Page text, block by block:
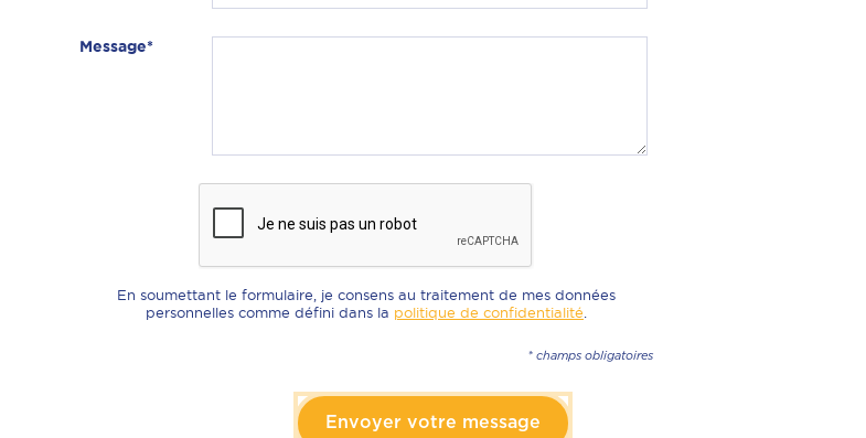
Message*
En soumettant le formulaire, je consens au traitement de mes données
personnelles comme défini dans la politique de confidentialité
* champs obligatoires